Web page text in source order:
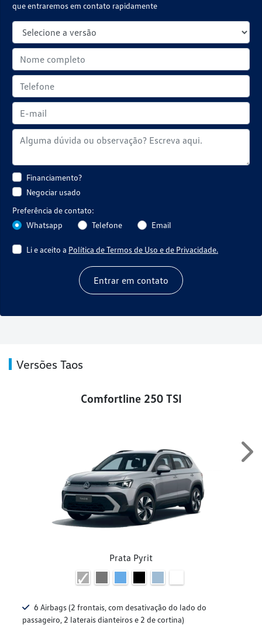
que entraremos em contato rapidamente
Financiamento?
Negociar usado
Preferência de contato:
Whatsapp
Telefone Email
Li e aceito a Política de Termos de Uso e de Privacidade.
Entrar em contato
Versões Taos
Comfortline 250 TSI
Prata Pyrit
6 Airbags (2 frontais, com desativação do lado do
passageiro, 2 laterais dianteiros e 2 de cortina)